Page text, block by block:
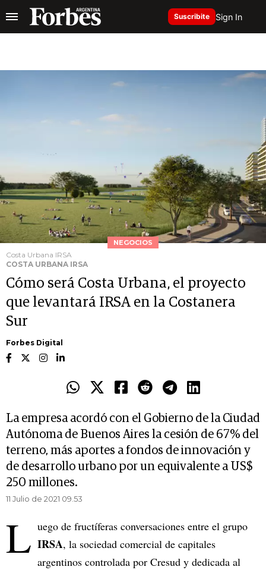
Suscribite Sign In
NEGOCIOS
Costa Urbana IRSA
COSTA URBANA IRSA
Cómo será Costa Urbana, el proyecto
que levantará IRSA en la Costanera
Sur
Forbes Digital
La empresa acordó con el Gobierno de la Ciudad
Autónoma de Buenos Aires la cesión de 67% del
terreno, más aportes a fondos de innovación y
de desarrollo urbano por un equivalente a US$
250 millones.
11 Julio de 2021 09.53
L uego de fructíferas conversaciones entre el grupo
IRSA, la sociedad comercial de capitales
argentinos controlada por Cresud y dedicada al